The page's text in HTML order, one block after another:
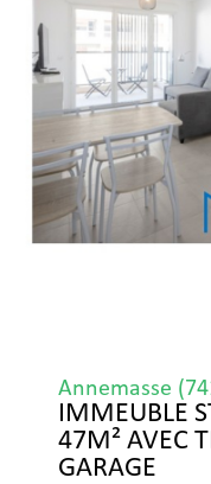
Annemasse
IMMEUBLE
47M² AVEC
GARAGE